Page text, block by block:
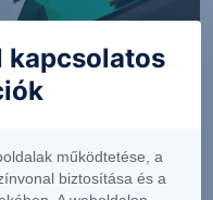
kapcsolatos
működtetése, a
biztosítása és a